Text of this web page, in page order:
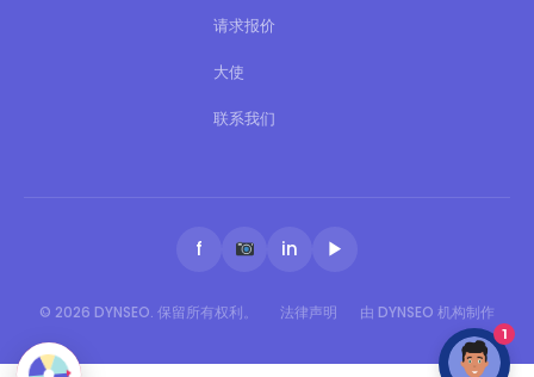
请求报价
大使
联系我们
f in ▶
© 2026 DYNSEO. 保留所有权利。 法律声明 由 DYNSEO 机构制作
1